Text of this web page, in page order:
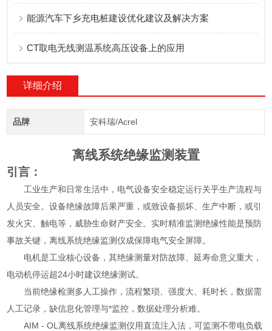
能源汽车下乡充电桩建设优化建议及解决方案
CT取电无线测温系统高压设备上的应用
详细介绍
品牌 安科瑞/Acrel
离线系统绝缘监测装置
引言：
工业生产和日常生活中，电气设备安全稳定运行关乎生产流程与
人员安全。设备绝缘故障后果严重，或致设备损坏、生产中断，或引
发火灾、触电等，威胁生命财产安全。实时精准监测绝缘性能是预防
事故关键，离线系统绝缘监测仪成保障电气安全屏障。
电机是工业核心设备，其绝缘测量对防故障、延寿命意义重大，
电动机停运超24小时建议绝缘测试。
当前绝缘检测多人工操作，流程繁琐、强度大、耗时长，数据需
人工记录，缺信息化管理与*监控，数据处理分析难。
AIM - OL离线系统绝缘监测仪用直流注入法，可监测不带电负载